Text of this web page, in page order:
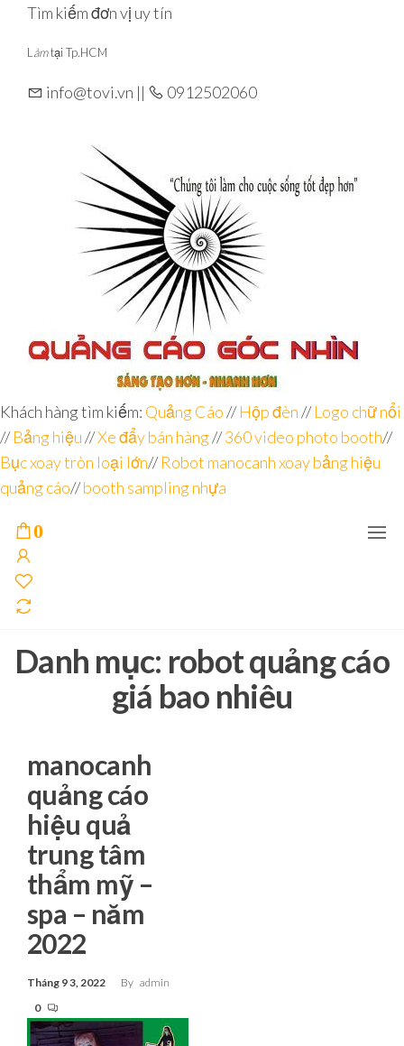
Skip
content
Tìm kiếm đơn vị uy tín
L àmtại Tp.HCM
info@tovi.vn || 0912502060
Đơn vị
chuyên
sâu – 8
năm
kinh
nghiệm
Góc
Nhìn
Agency –
nhà sản
xuất
POSM,
Quầy
Sampling,
Booth
trưng
bày, tủ
trưng
bày… tại
Tp.Hồ
Khách hàng tìm kiếm: Quảng Cáo//Hộp đèn//Logo chữ nổi
//Bảng hiệu//Xe đẩy bán hàng//360 video photo booth//
Bục xoay tròn loại lớn//Robot manocanh xoay bảng hiệu
quảng cáo//booth sampling nhựa
0
Danh mục: robot quảng cáo
giá bao nhiêu
manocanh
quảng cáo
hiệu quả
trung tâm
thẩm mỹ –
spa – năm
2022
Tháng 9 3, 2022 By admin
0